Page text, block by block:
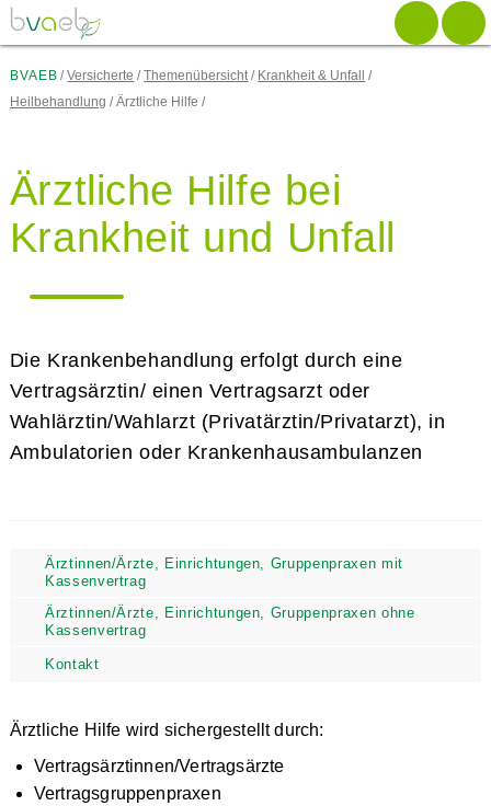
Zum
Seiteninhalt
springen
Zur
Navigation
springen
Zur
Mobilen
Navigation
BVAEB Versicherte Themenübersicht
Krankheit & Unfall
Heilbehandlung
Ärztliche Hilfe
Ärztliche Hilfe bei
Krankheit und Unfall
Die Krankenbehandlung erfolgt durch eine
Vertragsärztin/ einen Vertragsarzt oder
Wahlärztin/Wahlarzt (Privatärztin/Privatarzt), in
Ambulatorien oder Krankenhausambulanzen
Ärztinnen/Ärzte, Einrichtungen, Gruppenpraxen mit
Kassenvertrag
Ärztinnen/Ärzte, Einrichtungen, Gruppenpraxen ohne
Kassenvertrag
Kontakt
Ärztliche Hilfe wird sichergestellt durch:
Vertragsärztinnen/Vertragsärzte
Vertragsgruppenpraxen